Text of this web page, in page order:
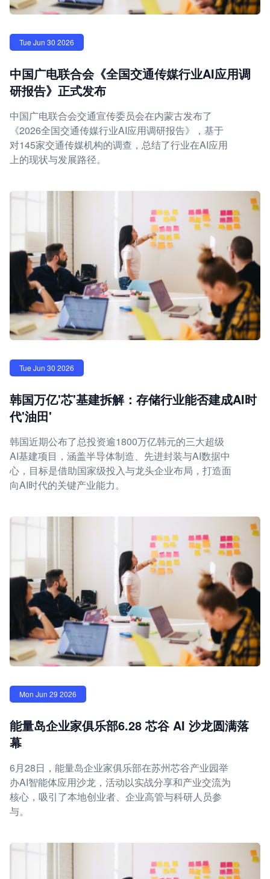
Tue Jun 30 2026
中国广电联合会《全国交通传媒行业AI应用调
研报告》正式发布
中国广电联合会交通宣传委员会在内蒙古发布了
《2026全国交通传媒行业AI应用调研报告》，基于
对145家交通传媒机构的调查，总结了行业在AI应用
上的现状与发展路径。
Tue Jun 30 2026
韩国万亿'芯'基建拆解：存储行业能否建成AI时
代'油田'
韩国近期公布了总投资逾1800万亿韩元的三大超级
AI基建项目，涵盖半导体制造、先进封装与AI数据中
心，目标是借助国家级投入与龙头企业布局，打造面
向AI时代的关键产业能力。
Mon Jun 29 2026
能量岛企业家俱乐部6.28 芯谷 AI 沙龙圆满落
幕
6月28日，能量岛企业家俱乐部在苏州芯谷产业园举
办AI智能体应用沙龙，活动以实战分享和产业交流为
核心，吸引了本地创业者、企业高管与科研人员参
与。